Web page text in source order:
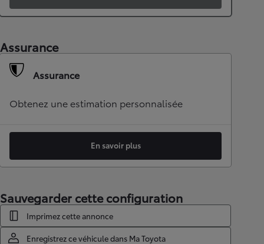
Assurance
Assurance
Obtenez une estimation personnalisée
En savoir plus
Sauvegarder cette configuration
Imprimez cette annonce
Enregistrez ce véhicule dans Ma Toyota